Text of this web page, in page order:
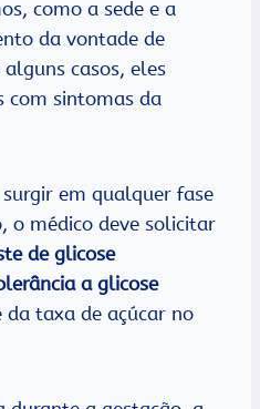
como a sede e a
da vontade de
casos, eles
com sintomas da
em qualquer fase
o médico deve solicitar
de glicose
a glicose
da taxa de açúcar no